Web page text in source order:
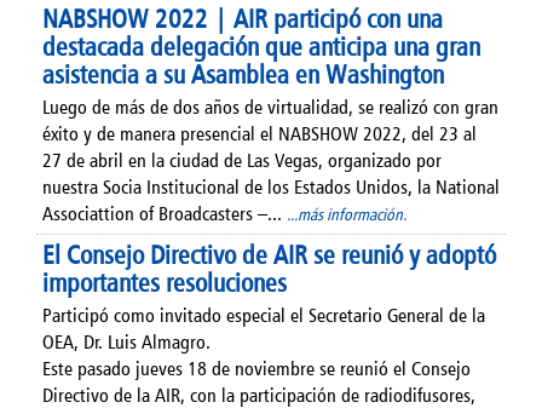
NABSHOW 2022 | AIR participó con una
destacada delegación que anticipa una gran
asistencia a su Asamblea en Washington
Luego de más de dos años de virtualidad, se realizó con gran
éxito y de manera presencial el NABSHOW 2022, del 23 al
27 de abril en la ciudad de Las Vegas, organizado por
nuestra Socia Institucional de los Estados Unidos, la National
Associattion of Broadcasters –... ...más información.
El Consejo Directivo de AIR se reunió y adoptó
importantes resoluciones
Participó como invitado especial el Secretario General de la
OEA, Dr. Luis Almagro.
Este pasado jueves 18 de noviembre se reunió el Consejo
Directivo de la AIR, con la participación de radiodifusores,